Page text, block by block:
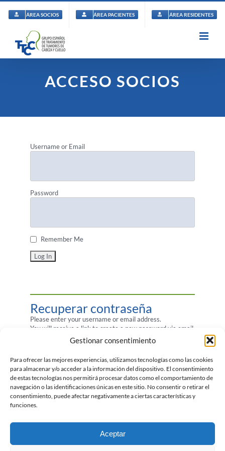
Gestionar consentimiento
Para ofrecer las mejores experiencias, utilizamos tecnologías como las cookies
para almacenar y/o acceder a la información del dispositivo. El consentimiento
de estas tecnologías nos permitirá procesar datos como el comportamiento de
navegación o las identificaciones únicas en este sitio. No consentir o retirar el
consentimiento, puede afectar negativamente a ciertas características y
funciones.
Aceptar
Saltar
ÁREA SOCIOS ÁREA PACIENTES ÁREA RESIDENTES
ACCESO SOCIOS
Username or Email
Password
Remember Me
Recuperar contraseña
Please enter your username or email address.
You will receive a link to create a new password via email.